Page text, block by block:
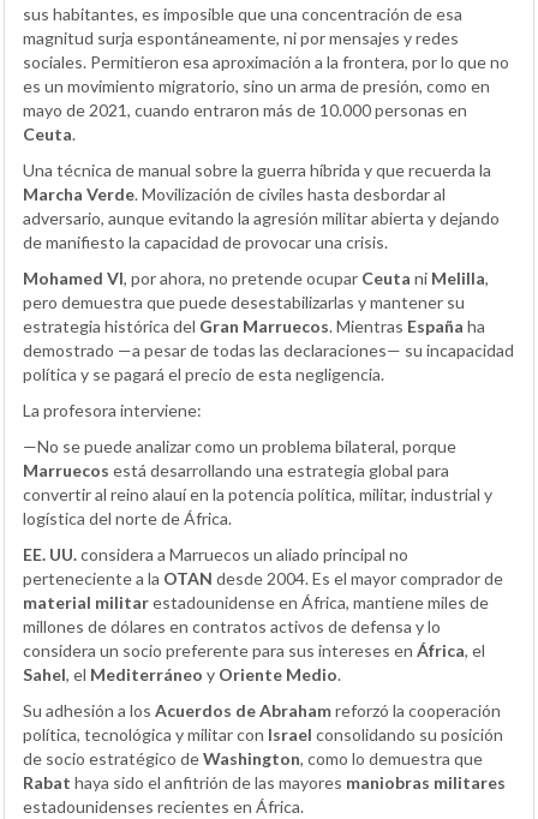
sus habitantes, es imposible que una concentración de esa
magnitud surja espontáneamente, ni por mensajes y redes
sociales. Permitieron esa aproximación a la frontera, por lo que no
es un movimiento migratorio, sino un arma de presión, como en
mayo de 2021, cuando entraron más de 10.000 personas en
Ceuta.
Una técnica de manual sobre la guerra híbrida y que recuerda la
Marcha Verde. Movilización de civiles hasta desbordar al
adversario, aunque evitando la agresión militar abierta y dejando
de manifiesto la capacidad de provocar una crisis.
Mohamed VI, por ahora, no pretende ocupar Ceuta ni Melilla,
pero demuestra que puede desestabilizarlas y mantener su
estrategia histórica del Gran Marruecos. Mientras España ha
demostrado —a pesar de todas las declaraciones— su incapacidad
política y se pagará el precio de esta negligencia.
La profesora interviene:
—No se puede analizar como un problema bilateral, porque
Marruecos está desarrollando una estrategia global para
convertir al reino alauí en la potencia política, militar, industrial y
logística del norte de África.
EE. UU.considera a Marruecos un aliado principal no
perteneciente a la OTAN desde 2004. Es el mayor comprador de
material militarestadounidense en África, mantiene miles de
millones de dólares en contratos activos de defensa y lo
considera un socio preferente para sus intereses en África, el
Sahel, el Mediterráneo y Oriente Medio.
Su adhesión a los Acuerdos de Abrahamreforzó la cooperación
política, tecnológica y militar con Israel consolidando su posición
de socio estratégico deWashington, como lo demuestra que
Rabat haya sido el anfitrión de las mayores maniobras militares
estadounidenses recientes en África.